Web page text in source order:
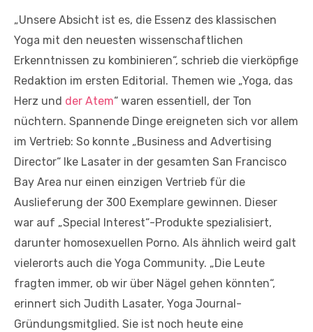
„Unsere Absicht ist es, die Essenz des klassischen
Yoga mit den neuesten wissenschaftlichen
Erkenntnissen zu kombinieren“, schrieb die vierköpfige
Redaktion im ersten Editorial. Themen wie „Yoga, das
Herz und der Atem“ waren essentiell, der Ton
nüchtern. Spannende Dinge ereigneten sich vor allem
im Vertrieb: So konnte „Business and Advertising
Director“ Ike Lasater in der gesamten San Francisco
Bay Area nur einen einzigen Vertrieb für die
Auslieferung der 300 Exemplare gewinnen. Dieser
war auf „Special Interest“-Produkte spezialisiert,
darunter homosexuellen Porno. Als ähnlich weird galt
vielerorts auch die Yoga Community. „Die Leute
fragten immer, ob wir über Nägel gehen könnten“,
erinnert sich Judith Lasater, Yoga Journal-
Gründungsmitglied. Sie ist noch heute eine